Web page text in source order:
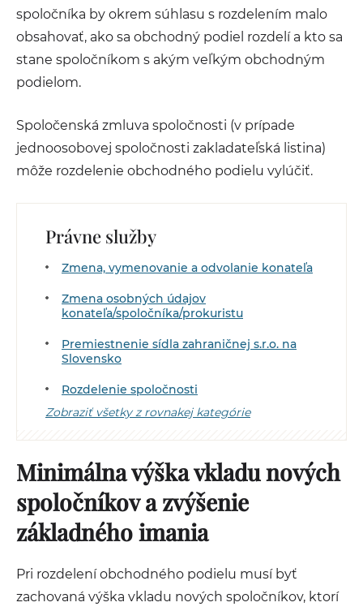
spoločníka by okrem súhlasu s rozdelením malo
obsahovať, ako sa obchodný podiel rozdelí a kto sa
stane spoločníkom s akým veľkým obchodným
podielom.
Spoločenská zmluva spoločnosti (v prípade
jednoosobovej spoločnosti zakladateľská listina)
môže rozdelenie obchodného podielu vylúčiť.
Právne služby
Zmena, vymenovanie a odvolanie konateľa
Zmena osobných údajov
konateľa/spoločníka/prokuristu
Premiestnenie sídla zahraničnej s.r.o. na
Slovensko
Rozdelenie spoločnosti
Zobraziť všetky z rovnakej kategórie
Minimálna výška vkladu nových
spoločníkov a zvýšenie
základného imania
Pri rozdelení obchodného podielu musí byť
zachovaná výška vkladu nových spoločníkov, ktorí